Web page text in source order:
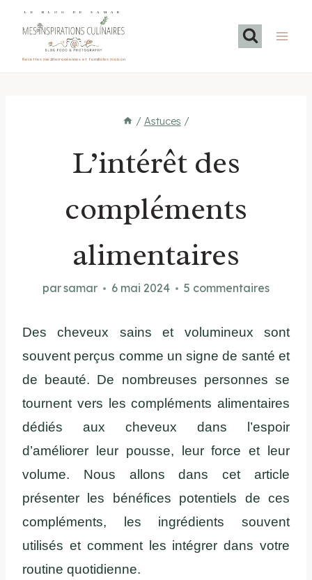
LE BLOG DE SAMAR
Recettes méditerranéennes et familiales maison
/ Astuces /
L’intérêt des
compléments
alimentaires
parsamar 6 mai 2024 5 commentaires
Des cheveux sains et volumineux sont
souvent perçus comme un signe de santé et
de beauté. De nombreuses personnes se
tournent vers les compléments alimentaires
dédiés aux cheveux dans l’espoir
d’améliorer leur pousse, leur force et leur
volume. Nous allons dans cet article
présenter les bénéfices potentiels de ces
compléments, les ingrédients souvent
utilisés et comment les intégrer dans votre
routine quotidienne.